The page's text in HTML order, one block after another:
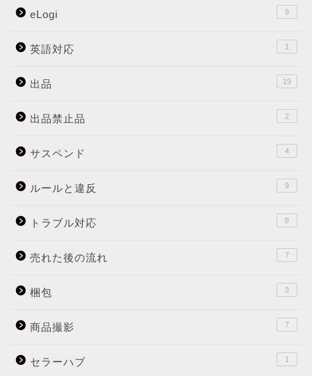
eLogi 9
英語対応 1
出品 19
出品禁止品 2
サスペンド 4
ルールと違反 9
トラブル対応 8
売れた後の流れ 7
梱包 3
商品撮影 7
セラーハブ 1